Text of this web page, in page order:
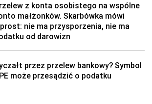
z konta osobistego na wspólne
małżonków. Skarbówka mówi
nie ma przysporzenia, nie ma
od darowizn
przez przelew bankowy? Symbol
może przesądzić o podatku